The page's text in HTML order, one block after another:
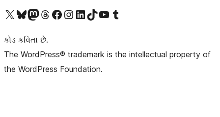
અમારા X (અગાઉ ટ્વિટર) એકાઉન્ટની મુલાકાત લોઅમારા Bluesky એકાઉન્ટની મુલાકાત લોઅમારા માસ્ટોડોન એકાઉન્ટની મુલાકાત લોઅમારા Threads એકાઉન્ટની મુલાકાત લો અમારા ફેસબુક પેજની મુલાકાત લોઅમારા ઇન્સ્ટાગ્રામ એકાઉન્ટની મુલાકાત લો અમારા LinkedIn એકાઉન્ટની મુલાકાત લોઅમારા TikTok એકાઉન્ટની મુલાકાત લોઅમારી YouTube ચેનલની મુલાકાત લો અમારા Tumblr એકાઉન્ટની મુલાકાત લો
કોડ કવિતા છે.
The WordPress® trademark is the intellectual property of
the WordPress Foundation.